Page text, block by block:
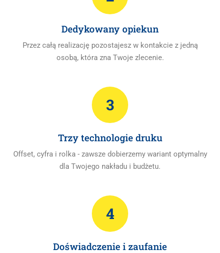
Dedykowany opiekun
Przez całą realizację pozostajesz w kontakcie z jedną
osobą, która zna Twoje zlecenie.
3
Trzy technologie druku
Offset, cyfra i rolka - zawsze dobierzemy wariant optymalny
dla Twojego nakładu i budżetu.
4
Doświadczenie i zaufanie